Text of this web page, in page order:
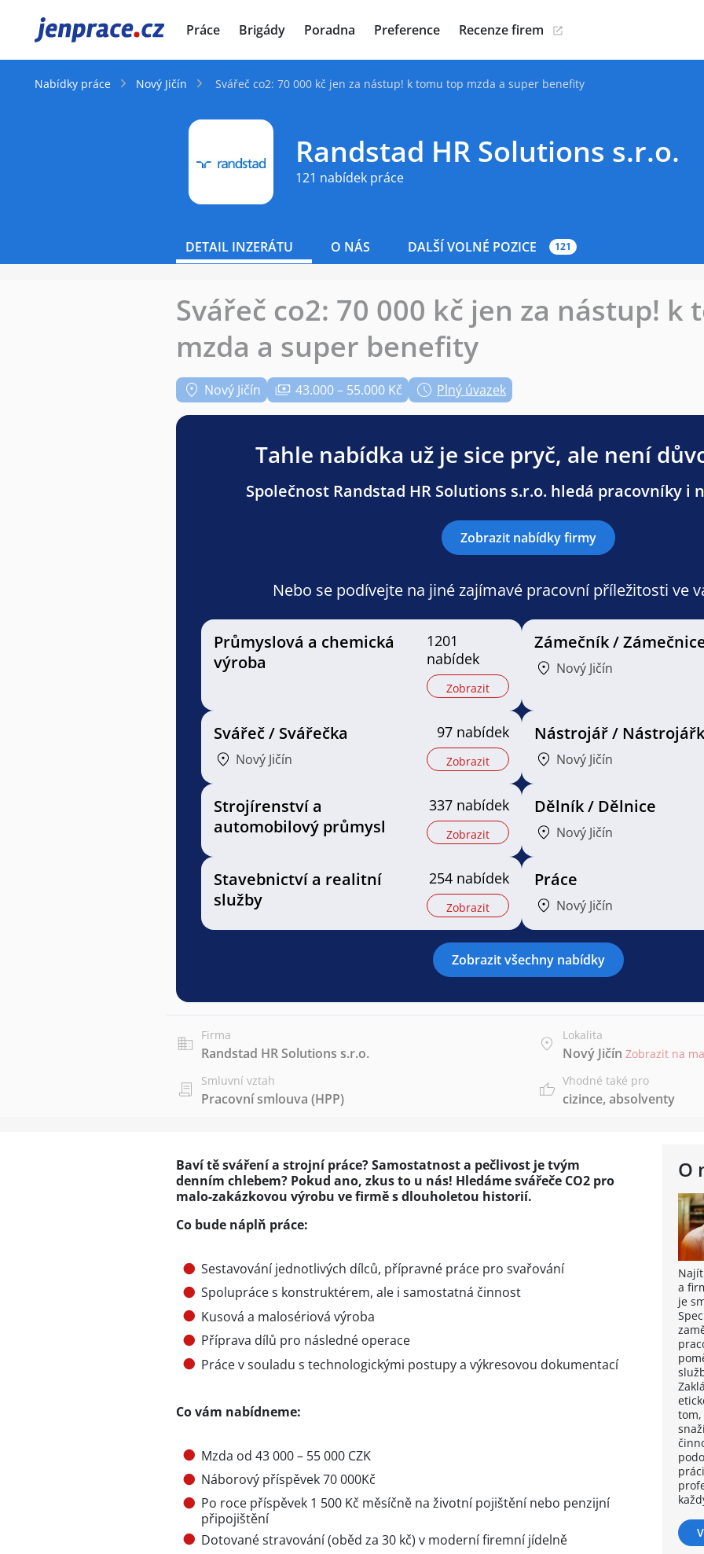
JenPráce.cz Práce Brigády Poradna Preference Recenze firem
Nabídky práce Nový Jičín Svářeč co2: 70 000 kč jen za nástup! k tomu top mzda a super benefity
Randstad HR Solutions s.r.o.
121 nabídek práce
DETAIL INZERÁTU O NÁS DALŠÍ VOLNÉ POZICE 121
Svářeč co2: 70 000 kč jen za nástup! k
mzda a super benefity
Nový Jičín 43.000 – 55.000 Kč Plný úvazek
Tahle nabídka už je sice pryč, ale není
Společnost Randstad HR Solutions s.r.o. hledá pracovníky i
Zobrazit nabídky firmy
Nebo se podívejte na jiné zajímavé pracovní příležitosti ve
Průmyslová a chemická
výroba
1201
nabídek
Zobrazit
Zámečník /
Nový Jičín
Svářeč / Svářečka
Nový Jičín
97 nabídek
Zobrazit
Nástrojář /
Nový Jičín
Strojírenství a
automobilový průmysl
337 nabídek
Zobrazit
Dělník / Dělnice
Nový Jičín
Stavebnictví a realitní
služby
254 nabídek
Zobrazit
Práce
Nový Jičín
Zobrazit všechny nabídky
Firma
Randstad HR Solutions s.r.o.
Lokalita
Nový Jičín Zobrazit na
Smluvní vztah
Pracovní smlouva (HPP)
Vhodné také pro
cizince, absolventy
O
a
je
Baví tě sváření a strojní práce? Samostatnost a pečlivost je tvým
denním chlebem? Pokud ano, zkus to u nás! Hledáme svářeče CO2 pro
malo-zakázkovou výrobu ve firmě s dlouholetou historií.
Co bude náplň práce:
Sestavování jednotlivých dílců, přípravné práce pro svařování
Spolupráce s konstruktérem, ale i samostatná činnost
Kusová a malosériová výroba
Příprava dílů pro následné operace
Práce v souladu s technologickými postupy a výkresovou dokumentací
Co vám nabídneme:
Mzda od 43 000 – 55 000 CZK
Náborový příspěvek 70 000Kč
Po roce příspěvek 1 500 Kč měsíčně na životní pojištění nebo penzijní
připojištění
Dotované stravování (oběd za 30 kč) v moderní firemní jídelně